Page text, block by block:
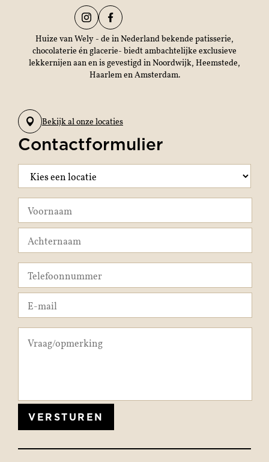
Huize van Wely - de in Nederland bekende patisserie,
chocolaterie én glacerie- biedt ambachtelijke exclusieve
lekkernijen aan en is gevestigd in Noordwijk, Heemstede,
Haarlem en Amsterdam.
Bekijk al onze locaties
Contactformulier
VERSTUREN